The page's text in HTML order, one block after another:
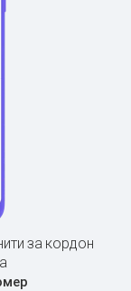
за кордон